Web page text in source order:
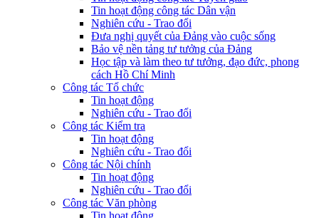
Tin hoạt động công tác Dân vận
Nghiên cứu - Trao đổi
Đưa nghị quyết của Đảng vào cuộc sống
Bảo vệ nền tảng tư tưởng của Đảng
Học tập và làm theo tư tưởng, đạo đức, phong
cách Hồ Chí Minh
Công tác Tổ chức
Tin hoạt động
Nghiên cứu - Trao đổi
Công tác Kiểm tra
Tin hoạt động
Nghiên cứu - Trao đổi
Công tác Nội chính
Tin hoạt động
Nghiên cứu - Trao đổi
Công tác Văn phòng
Tin hoạt động